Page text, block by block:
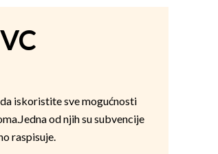
iskoristite sve mogućnosti
od njih su subvencije
raspisuje.